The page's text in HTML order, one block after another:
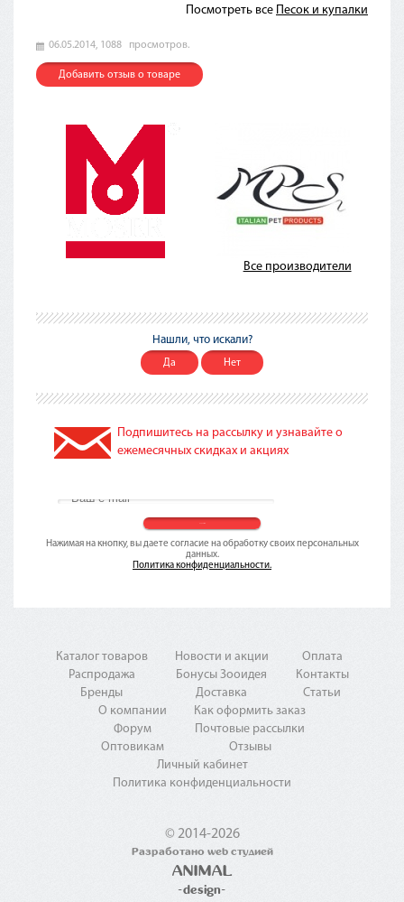
Посмотреть все Песок и купалки
06.05.2014, 1088 просмотров.
Добавить отзыв о товаре
Все производители
Нашли, что искали?
Да Нет
Подпишитесь на рассылку и узнавайте о
ежемесячных скидках и акциях
Нажимая на кнопку, вы даете согласие на обработку своих персональных
данных.
Политика конфиденциальности.
Каталог товаров
Распродажа
Бренды
Новости и акции
Бонусы Зооидея
Доставка
Оплата
Контакты
Статьи
О компании
Форум
Оптовикам
Как оформить заказ
Почтовые рассылки
Отзывы
Личный кабинет
Политика конфиденциальности
© 2014-2026
Разработано web студией
ANIMAL
-design-